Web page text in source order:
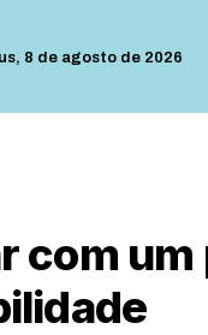
8 de agosto de 2026
com